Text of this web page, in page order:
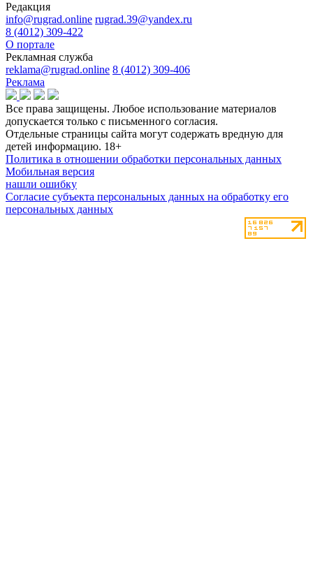
Редакция
info@rugrad.online rugrad.39@yandex.ru
8 (4012) 309-422
О портале
Рекламная служба
reklama@rugrad.online 8 (4012) 309-406
Реклама
Все права защищены. Любое использование материалов
допускается только с письменного согласия.
Отдельные страницы сайта могут содержать вредную для
детей информацию. 18+
Политика в отношении обработки персональных данных
Мобильная версия
нашли ошибку
Согласие субъекта персональных данных на обработку его
персональных данных